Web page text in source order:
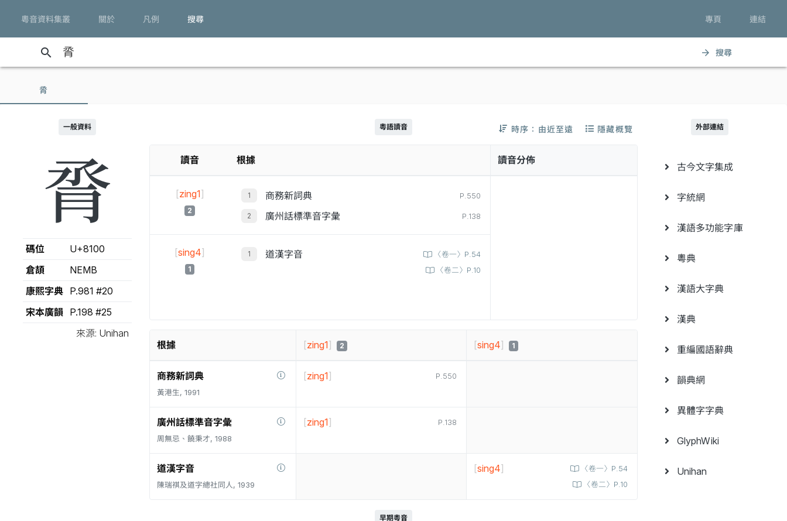
粵音資料集叢 關於 凡例 搜尋 專頁 連結
search arrow_forward 搜尋
脀
一般資料
脀
碼位
U+8100
倉頡
NEMB
康熙字典
P.981 #20
宋本廣韻
P.198 #25
來源: Unihan
粵語讀音 時序：由近至遠 隱藏概覽
讀音 根據
[zing1]
2
商務新詞典 P.550
廣州話標準音字彙 P.138
[sing4]
1
道漢字音
〈卷一〉P.54
〈卷二〉P.10
讀音分佈
根據 [zing1] 2 [sing4] 1
商務新詞典
黃港生, 1991
P.550
[zing1]
廣州話標準音字彙
周無忌、饒秉才, 1988
P.138
[zing1]
道漢字音
陳瑞祺及道字總社同人, 1939
〈卷一〉P.54
〈卷二〉P.10
[sing4]
早期粵音
外部連結
古今文字集成
字統網
漢語多功能字庫
粵典
漢語大字典
漢典
重編國語辭典
韻典網
異體字字典
GlyphWiki
Unihan